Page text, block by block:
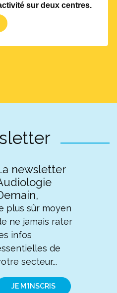
sur deux centres.
newsletter
plus sûr moyen
ne jamais rater
infos
de
secteur...
JE M'INSCRIS